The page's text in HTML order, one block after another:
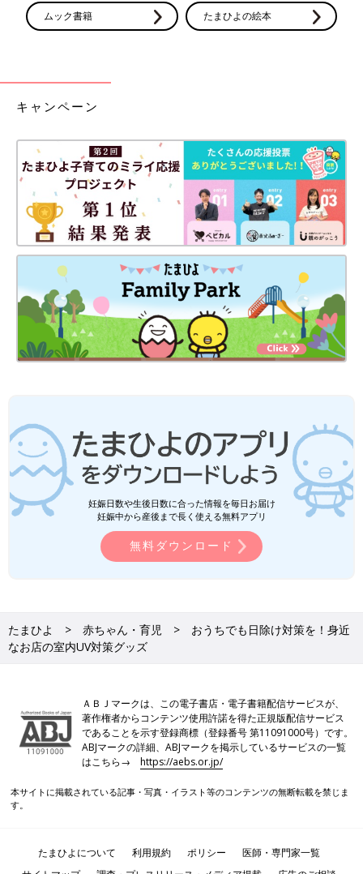
ムック書籍 たまひよの絵本
キャンペーン
妊娠日数や生後日数に合った情報を毎日お届け
妊娠中から産後まで長く使える無料アプリ
無料ダウンロード
たまひよ 赤ちゃん・育児
おうちでも日除け対策を！身近
なお店の室内UV対策グッズ
ＡＢＪマークは、この電子書店・電子書籍配信サービスが、
著作権者からコンテンツ使用許諾を得た正規版配信サービス
であることを示す登録商標（登録番号 第11091000号）です。
ABJマークの詳細、ABJマークを掲示しているサービスの一覧
はこちら→https://aebs.or.jp/
本サイトに掲載されている記事・写真・イラスト等のコンテンツの無断転載を禁じま
す。
たまひよについて 利用規約 ポリシー
医師・専門家一覧